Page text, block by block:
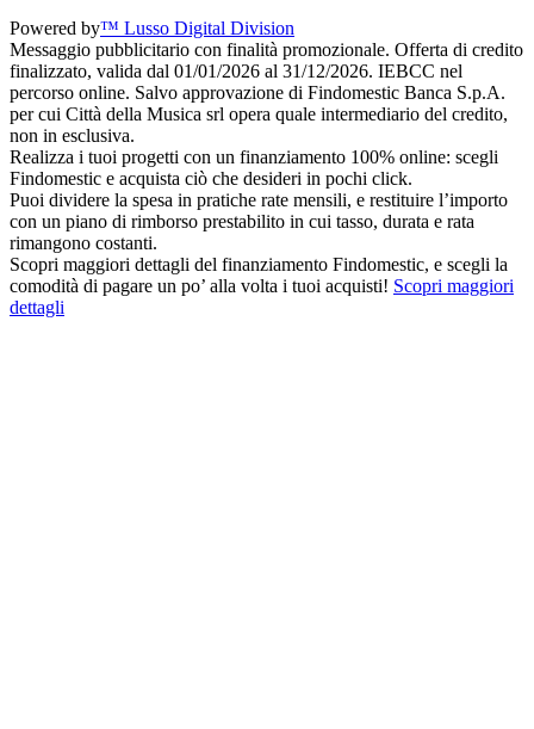
Powered by™ Lusso Digital Division
Messaggio pubblicitario con finalità promozionale. Offerta di credito
finalizzato, valida dal 01/01/2026 al 31/12/2026. IEBCC nel
percorso online. Salvo approvazione di Findomestic Banca S.p.A.
per cui Città della Musica srl opera quale intermediario del credito,
non in esclusiva.
Realizza i tuoi progetti con un finanziamento 100% online: scegli
Findomestic e acquista ciò che desideri in pochi click.
Puoi dividere la spesa in pratiche rate mensili, e restituire l’importo
con un piano di rimborso prestabilito in cui tasso, durata e rata
rimangono costanti.
Scopri maggiori dettagli del finanziamento Findomestic, e scegli la
comodità di pagare un po’ alla volta i tuoi acquisti! Scopri maggiori
dettagli